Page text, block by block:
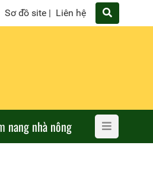
Sơ đồ site | Liên hệ
nang nhà nông